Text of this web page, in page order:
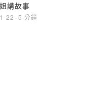
講故事
22 · 5 分鐘